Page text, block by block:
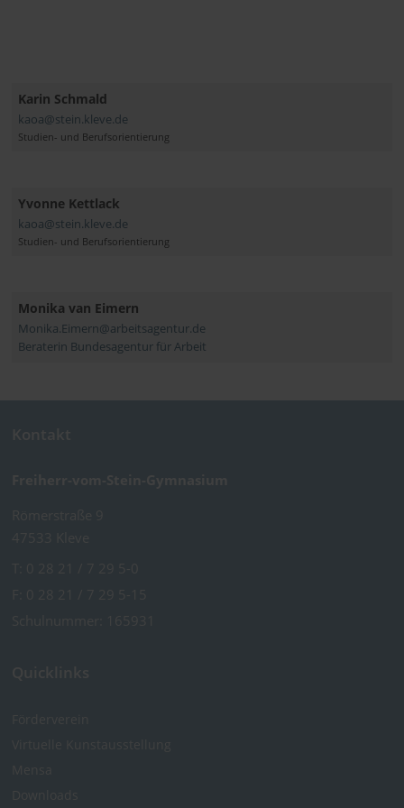
Karin Schmald
kaoa@stein.kleve.de
Studien- und Berufsorientierung
Yvonne Kettlack
kaoa@stein.kleve.de
Studien- und Berufsorientierung
Monika van Eimern
Monika.Eimern@arbeitsagentur.de
Beraterin Bundesagentur für Arbeit